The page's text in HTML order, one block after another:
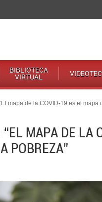
BIBLIOTECA
VIRTUAL
mapa de la COVID-19 es el mapa
MAPA DE LA
POBREZA”